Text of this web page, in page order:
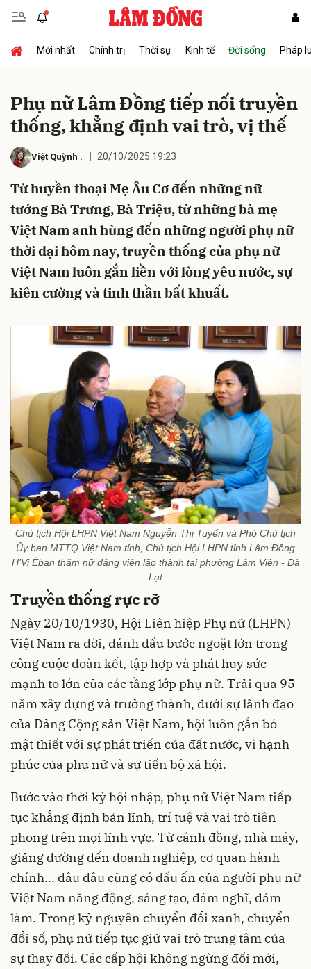
Mới nhất Chính trị Thời sự Kinh tế Đời sống Pháp
Phụ nữ Lâm Ðồng tiếp nối truyền
thống, khẳng định vai trò, vị thế
Việt Quỳnh . 20/10/2025 19:23
Từ huyền thoại Mẹ Âu Cơ đến những nữ
tướng Bà Trưng, Bà Triệu, từ những bà mẹ
Việt Nam anh hùng đến những người phụ nữ
thời đại hôm nay, truyền thống của phụ nữ
Việt Nam luôn gắn liền với lòng yêu nước, sự
kiên cường và tinh thần bất khuất.
Chủ tịch Hội LHPN Việt Nam Nguyễn Thị Tuyến và Phó Chủ tịch
Ủy ban MTTQ Việt Nam tỉnh, Chủ tịch Hội LHPN tỉnh Lâm Đồng
H’Vi Êban thăm nữ đảng viên lão thành tại phường Lâm Viên - Đà
Lạt
Truyền thống rực rỡ
Ngày 20/10/1930, Hội Liên hiệp Phụ nữ (LHPN)
Việt Nam ra đời, đánh dấu bước ngoặt lớn trong
công cuộc đoàn kết, tập hợp và phát huy sức
mạnh to lớn của các tầng lớp phụ nữ. Trải qua 95
năm xây dựng và trưởng thành, dưới sự lãnh đạo
của Đảng Cộng sản Việt Nam, hội luôn gắn bó
mật thiết với sự phát triển của đất nước, vì hạnh
phúc của phụ nữ và sự tiến bộ xã hội.
Bước vào thời kỳ hội nhập, phụ nữ Việt Nam tiếp
tục khẳng định bản lĩnh, trí tuệ và vai trò tiên
phong trên mọi lĩnh vực. Từ cánh đồng, nhà máy,
giảng đường đến doanh nghiệp, cơ quan hành
chính... đâu đâu cũng có dấu ấn của người phụ nữ
Việt Nam năng động, sáng tạo, dám nghĩ, dám
làm. Trong kỷ nguyên chuyển đổi xanh, chuyển
đổi số, phụ nữ tiếp tục giữ vai trò trung tâm của
sự thay đổi. Các cấp hội không ngừng đổi mới,
Gửi bình luận
Hủy Gửi